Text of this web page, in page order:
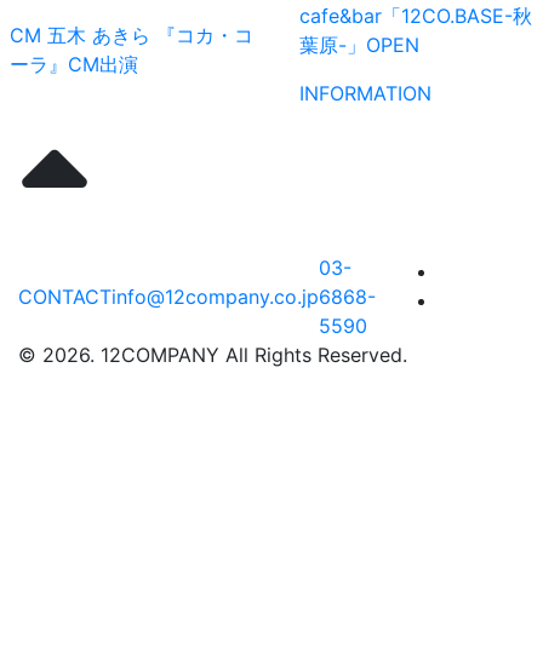
CM 五木 あきら
『コカ・コ
ーラ』CM出演
cafe&bar「12CO.BASE-秋
葉原-」OPEN
INFORMATION
CONTACTinfo@12company.co.jp
03-
6868-
5590
© 2026. 12COMPANY All Rights Reserved.